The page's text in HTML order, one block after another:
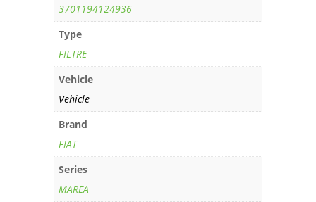
3701194124936
Type
FILTRE
Vehicle
Vehicle
Brand
FIAT
Series
MAREA